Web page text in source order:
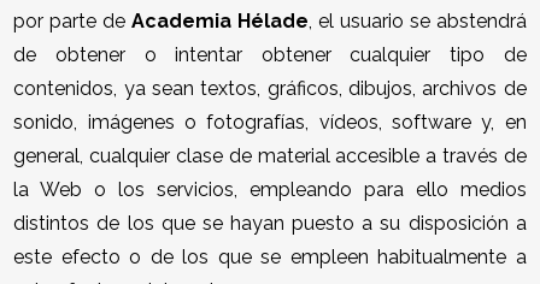
por parte deAcademia Hélade, el usuario se abstendrá
de obtener o intentar obtener cualquier tipo de
contenidos, ya sean textos, gráficos, dibujos, archivos de
sonido, imágenes o fotografías, vídeos, software y, en
general, cualquier clase de material accesible a través de
la Web o los servicios, empleando para ello medios
distintos de los que se hayan puesto a su disposición a
este efecto o de los que se empleen habitualmente a